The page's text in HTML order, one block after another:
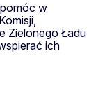
w
Zielonego Ładu
ich